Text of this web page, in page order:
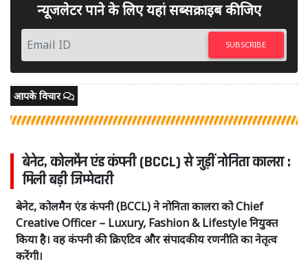
न्यूजलेटर पाने के लिए यहां सब्सक्राइब कीजिए
SUBSCRIBE
आपके विचार
बेनेट, कोलमैन एंड कंपनी (BCCL) से जुड़ीं नोनिता कालरा :
मिली बड़ी जिम्मेदारी
बेनेट, कोलमैन एंड कंपनी (BCCL) ने नोनिता कालरा को Chief
Creative Officer – Luxury, Fashion & Lifestyle नियुक्त
किया है। वह कंपनी की क्रिएटिव और संपादकीय रणनीति का नेतृत्व
करेंगी।